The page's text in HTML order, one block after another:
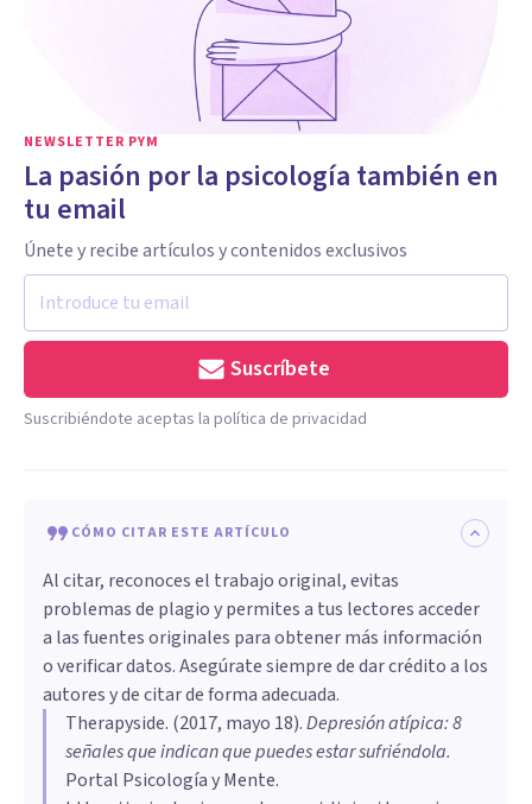
NEWSLETTER PYM
La pasión por la psicología también en
tu email
Únete y recibe artículos y contenidos exclusivos
Suscríbete
Suscribiéndote aceptas la política de privacidad
CÓMO CITAR ESTE ARTÍCULO
Al citar, reconoces el trabajo original, evitas
problemas de plagio y permites a tus lectores acceder
a las fuentes originales para obtener más información
o verificar datos. Asegúrate siempre de dar crédito a los
autores y de citar de forma adecuada.
Therapyside. (2017, mayo 18).Depresión atípica: 8
señales que indican que puedes estar sufriéndola.
Portal Psicología y Mente.